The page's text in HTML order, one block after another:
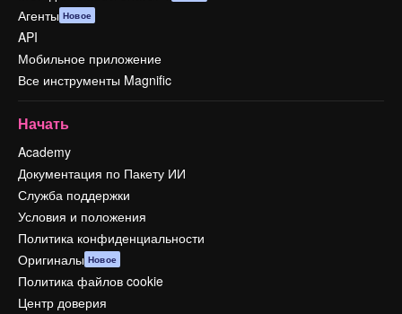
Агенты Новое
API
Мобильное приложение
Все инструменты Magnific
Начать
Academy
Документация по Пакету ИИ
Служба поддержки
Условия и положения
Политика конфиденциальности
Оригиналы Новое
Политика файлов cookie
Центр доверия